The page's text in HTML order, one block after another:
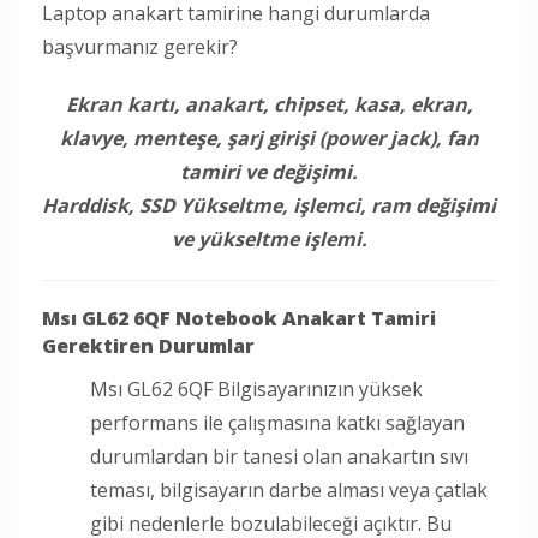
Laptop anakart tamirine hangi durumlarda
başvurmanız gerekir?
Ekran kartı, anakart, chipset, kasa, ekran,
klavye, menteşe, şarj girişi (power jack), fan
tamiri ve değişimi.
Harddisk, SSD Yükseltme, işlemci, ram değişimi
ve yükseltme işlemi.
Msı GL62 6QF Notebook Anakart Tamiri
Gerektiren Durumlar
Msı GL62 6QF Bilgisayarınızın yüksek
performans ile çalışmasına katkı sağlayan
durumlardan bir tanesi olan anakartın sıvı
teması, bilgisayarın darbe alması veya çatlak
gibi nedenlerle bozulabileceği açıktır. Bu